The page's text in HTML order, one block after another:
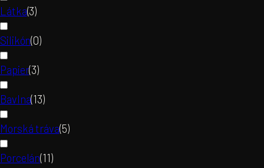
Látka(3)
Silikón(0)
Papier(3)
Bavlna(13)
Morská tráva(5)
Porcelán(11)